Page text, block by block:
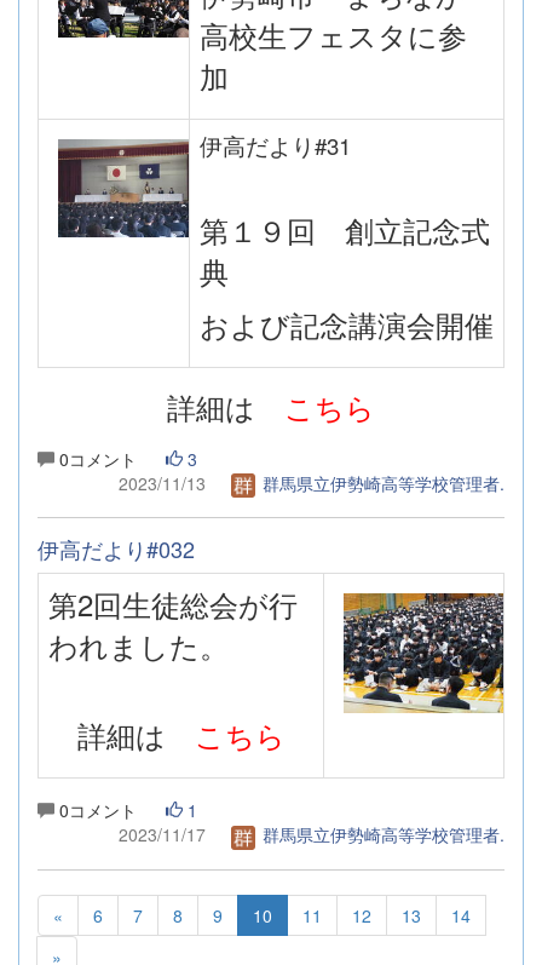
高校生フェスタに参
加
伊高だより#31
第１９回 創立記念式
典
および記念講演会開催
詳細は こちら
0コメント
3
2023/11/13
群馬県立伊勢崎高等学校管理者.
伊高だより#032
第2回生徒総会が行
われました。
詳細は こちら
0コメント
1
2023/11/17
群馬県立伊勢崎高等学校管理者.
« 6 7 8 9 10 11 12 13
14
»